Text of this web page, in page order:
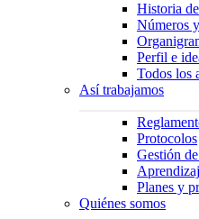
Historia
Números
Perfil e
Todos los
Así trabajamos
Protocolos
Gestión
Planes y
Quiénes somos